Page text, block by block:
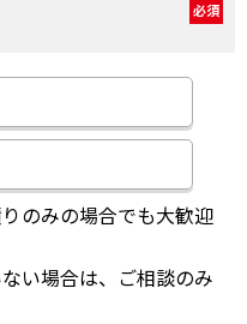
必須
のみの場合でも大歓迎
い場合は、ご相談のみ